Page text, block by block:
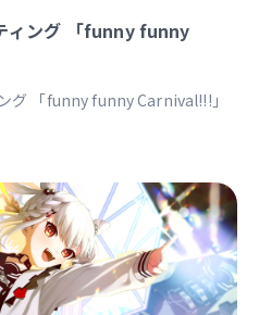
ィング 「funny funny
グ 「funny funny Carnival!!!」